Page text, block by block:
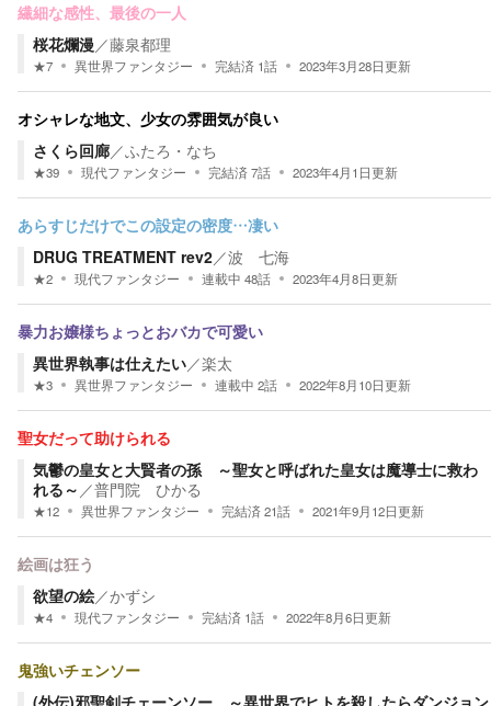
繊細な感性、最後の一人
桜花爛漫／藤泉都理
★7 異世界ファンタジー 完結済 1話 2023年3月28日更新
オシャレな地文、少女の雰囲気が良い
さくら回廊／ふたろ・なち
★39 現代ファンタジー 完結済7話 2023年4月1日更新
あらすじだけでこの設定の密度…凄い
DRUG TREATMENT rev2／波 七海
★2 現代ファンタジー 連載中 48話 2023年4月8日更新
暴力お嬢様ちょっとおバカで可愛い
異世界執事は仕えたい／楽太
★3 異世界ファンタジー 連載中 2話 2022年8月10日更新
聖女だって助けられる
気鬱の皇女と大賢者の孫 ～聖女と呼ばれた皇女は魔導士に救わ
れる～ ／普門院 ひかる
★12 異世界ファンタジー 完結済21話 2021年9月12日更新
絵画は狂う
欲望の絵／かずシ
★4 現代ファンタジー 完結済 1話 2022年8月6日更新
鬼強いチェンソー
(外伝)邪聖剣チェーンソー ～異世界でヒトを殺したらダンジョン